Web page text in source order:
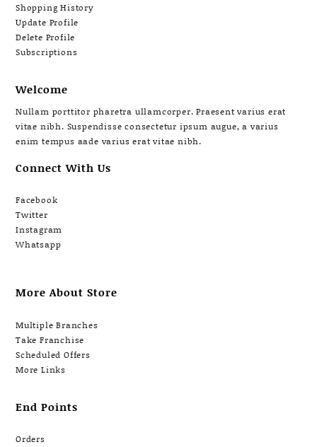
Shopping History
Update Profile
Delete Profile
Subscriptions
Welcome
Nullam porttitor pharetra ullamcorper. Praesent varius erat
vitae nibh. Suspendisse consectetur ipsum augue, a varius
enim tempus aade varius erat vitae nibh.
Connect With Us
Facebook
Twitter
Instagram
Whatsapp
More About Store
Multiple Branches
Take Franchise
Scheduled Offers
More Links
End Points
Orders